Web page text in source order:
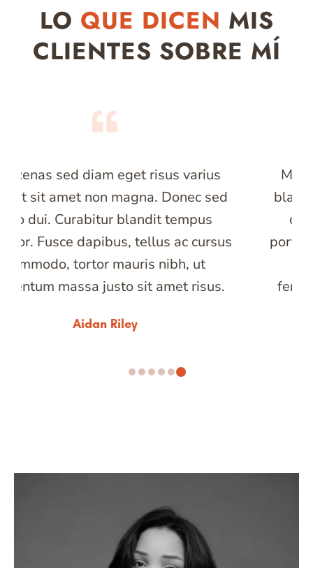
LO QUE DICEN MIS
CLIENTES SOBRE MÍ
Maecenas sed diam eget risus varius
blandit sit amet non magna. Donec sed
odio dui. Curabitur blandit tempus
porttitor. Fusce dapibus, tellus ac cursus
commodo, tortor mauris nibh, ut
fermentum massa justo sit amet risus.
Victoria Parsons